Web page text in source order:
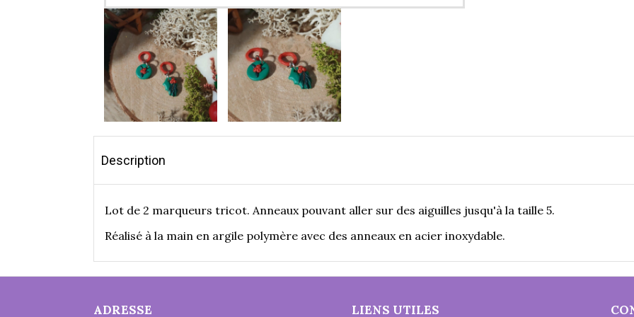
Description
Lot de 2 marqueurs tricot. Anneaux pouvant aller sur des aiguilles jusqu'à la taille 5.
Réalisé à la main en argile polymère avec des anneaux en acier inoxydable.
ADRESSE LIENS UTILES